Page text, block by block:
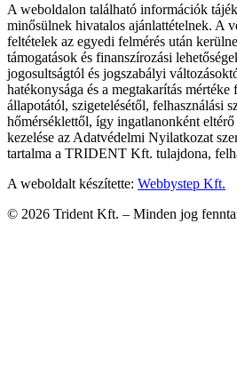
A weboldalon található információk
minősülnek hivatalos ajánlattételnek. A
feltételek az egyedi felmérés után
támogatások és finanszírozási
jogosultságtól és jogszabályi
hatékonysága és a megtakarítás
állapotától, szigetelésétől, felhasználási
hőmérséklettől, így ingatlanonként
kezelése az Adatvédelmi Nyilatkozat
tartalma a TRIDENT Kft. tulajdona,
A weboldalt készítette: Webbystep Kft.
© 2026 Trident Kft. – Minden jog